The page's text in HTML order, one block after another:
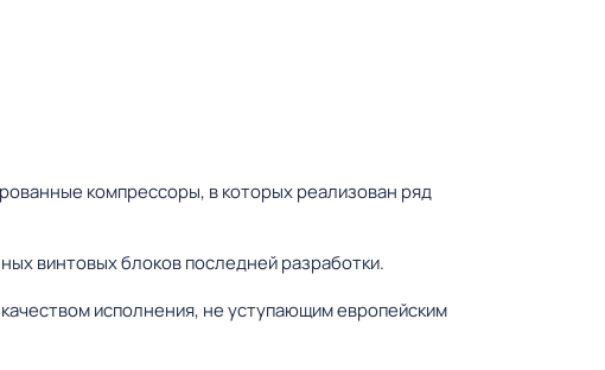
компрессоры, в которых реализован ряд
винтовых блоков последней разработки.
исполнения, не уступающим европейским